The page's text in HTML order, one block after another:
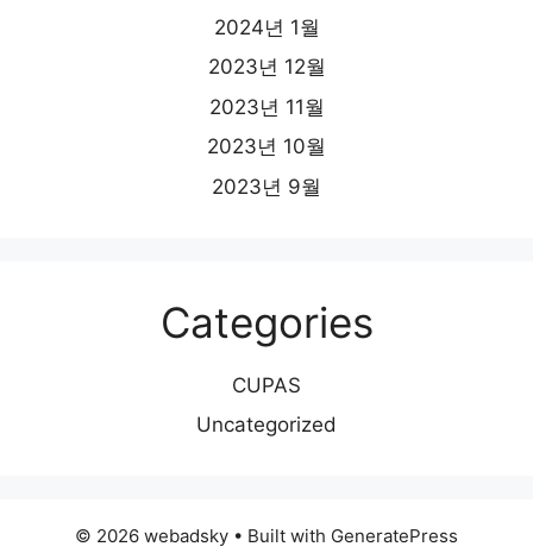
2024년 1월
2023년 12월
2023년 11월
2023년 10월
2023년 9월
Categories
CUPAS
Uncategorized
© 2026 webadsky • Built with GeneratePress